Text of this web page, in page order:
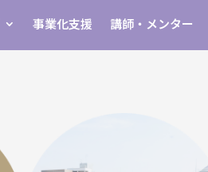
事業化支援 講師・メンター